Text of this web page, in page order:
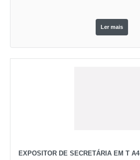
Ler mais
EXPOSITOR DE SECRETÁRIA EM T A4